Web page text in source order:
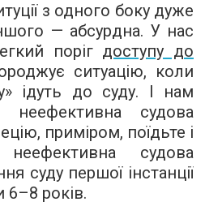
з одного боку дуже
— абсурдна. У нас
поріг доступу до
ситуацію, коли
ідуть до суду. І нам
судова
приміром, поїдьте і
судова
суду першої інстанції
6–8 років.